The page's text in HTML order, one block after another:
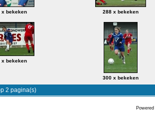
x bekeken 288 x bekeken
x bekeken
300 x bekeken
2 pagina(s)